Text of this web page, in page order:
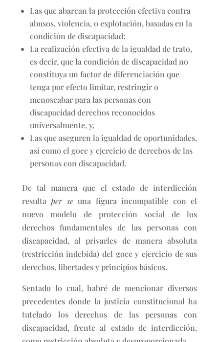
Las que abarcan la protección efectiva contra
abusos, violencia, o explotación, basadas en la
condición de discapacidad;
La realización efectiva de la igualdad de trato,
es decir, que la condición de discapacidad no
constituya un factor de diferenciación que
tenga por efecto limitar, restringir o
menoscabar para las personas con
discapacidad derechos reconocidos
universalmente, y,
Las que aseguren la igualdad de oportunidades,
así como el goce y ejercicio de derechos de las
personas con discapacidad.
De tal manera que el estado de interdicción
resultaper seuna figura incompatible con el
nuevo modelo de protección social de los
derechos fundamentales de las personas con
discapacidad, al privarles de manera absoluta
(restricción indebida) del goce y ejercicio de sus
derechos, libertades y principios básicos.
Sentado lo cual, habré de mencionar diversos
precedentes donde la justicia constitucional ha
tutelado los derechos de las personas con
discapacidad, frente al estado de interdicción,